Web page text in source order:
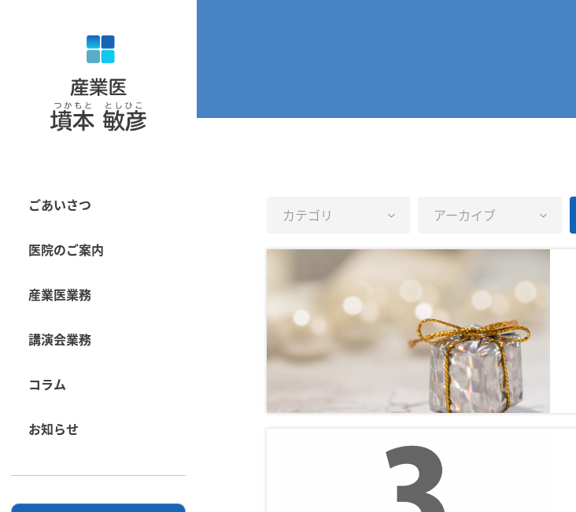
ごあいさつ
医院のご案内
産業医業務
講演会業務
コラム
お知らせ